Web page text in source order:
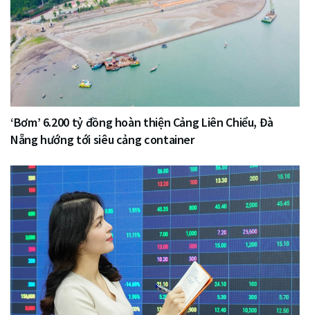
‘Bơm’ 6.200 tỷ đồng hoàn thiện Cảng Liên Chiểu, Đà
Nẵng hướng tới siêu cảng container